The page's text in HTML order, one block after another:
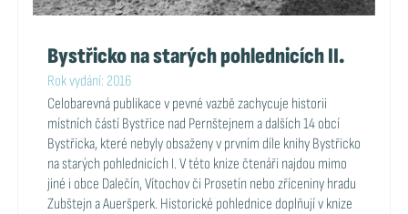
Bystřicko na starých pohlednicích II.
Rok vydání: 2016
Celobarevná publikace v pevné vazbě zachycuje historii
místních částí Bystřice nad Pernštejnem a dalších 14 obcí
Bystřicka, které nebyly obsaženy v prvním díle knihy Bystřicko
na starých pohlednicích I. V této knize čtenáři najdou mimo
jiné i obce Dalečín, Vítochov či Prosetín nebo zříceniny hradu
Zubštejn a Aueršperk. Historické pohlednice doplňují v knize